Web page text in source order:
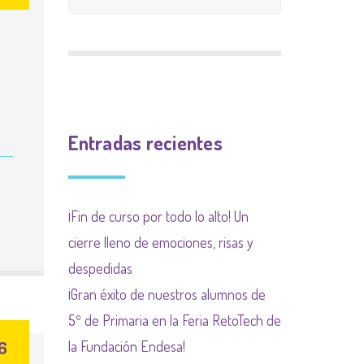
Actividades
de funcionamiento de
CALIFICACIÓN
DE CENTRO
Plan Regional contra las
drogas de la
Comunidad de Madrid
Entradas recientes
¡Fin de curso por todo lo alto! Un
cierre lleno de emociones, risas y
despedidas
¡Gran éxito de nuestros alumnos de
5º de Primaria en la Feria RetoTech de
la Fundación Endesa!